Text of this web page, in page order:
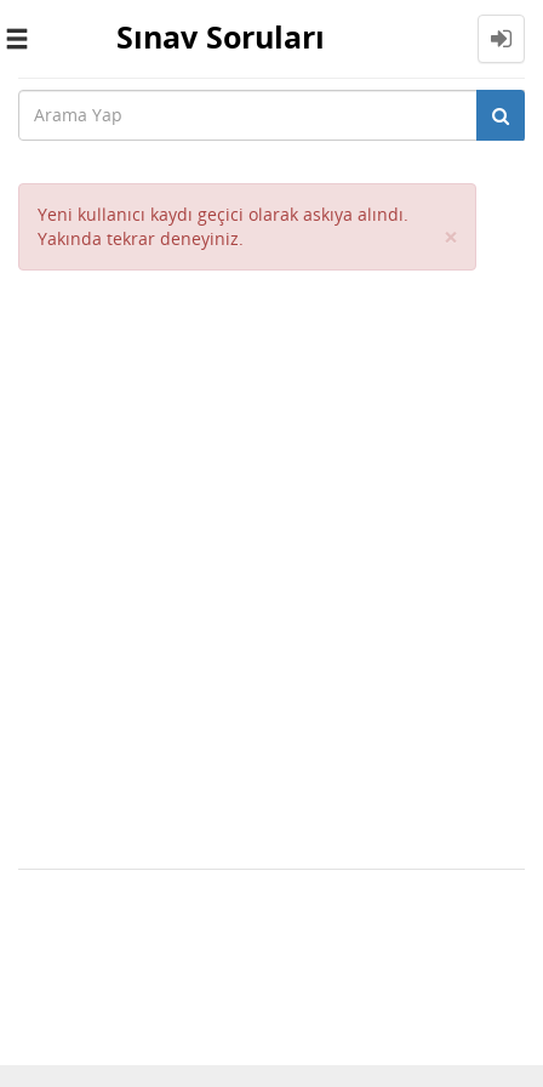
Toggle
Sınav Soruları
Yeni kullanıcı kaydı geçici olarak askıya alındı.
Yakında tekrar deneyiniz.
×